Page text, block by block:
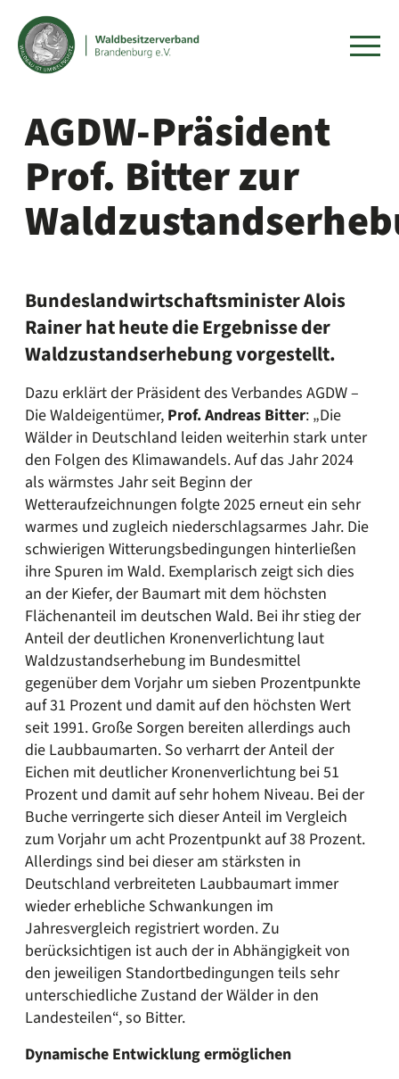
Menü
AGDW-Präsident
Prof. Bitter zur
Bundeslandwirtschaftsminister Alois
Rainer hat heute die Ergebnisse der
Waldzustandserhebung vorgestellt.
Dazu erklärt der Präsident des Verbandes AGDW –
Die Waldeigentümer, Prof. Andreas Bitter: „Die
Wälder in Deutschland leiden weiterhin stark unter
den Folgen des Klimawandels. Auf das Jahr 2024
als wärmstes Jahr seit Beginn der
Wetteraufzeichnungen folgte 2025 erneut ein sehr
warmes und zugleich niederschlagsarmes Jahr. Die
schwierigen Witterungsbedingungen hinterließen
ihre Spuren im Wald. Exemplarisch zeigt sich dies
an der Kiefer, der Baumart mit dem höchsten
Flächenanteil im deutschen Wald. Bei ihr stieg der
Anteil der deutlichen Kronenverlichtung laut
Waldzustandserhebung im Bundesmittel
gegenüber dem Vorjahr um sieben Prozentpunkte
auf 31 Prozent und damit auf den höchsten Wert
seit 1991. Große Sorgen bereiten allerdings auch
die Laubbaumarten. So verharrt der Anteil der
Eichen mit deutlicher Kronenverlichtung bei 51
Prozent und damit auf sehr hohem Niveau. Bei der
Buche verringerte sich dieser Anteil im Vergleich
zum Vorjahr um acht Prozentpunkt auf 38 Prozent.
Allerdings sind bei dieser am stärksten in
Deutschland verbreiteten Laubbaumart immer
wieder erhebliche Schwankungen im
Jahresvergleich registriert worden. Zu
berücksichtigen ist auch der in Abhängigkeit von
den jeweiligen Standortbedingungen teils sehr
unterschiedliche Zustand der Wälder in den
Landesteilen“, so Bitter.
Dynamische Entwicklung ermöglichen